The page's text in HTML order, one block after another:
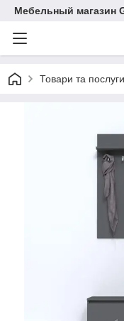
Мебельный магазин
Товари та послуги